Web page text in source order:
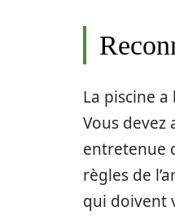
La piscine
Vous devez
entretenue
règles de
qui doivent